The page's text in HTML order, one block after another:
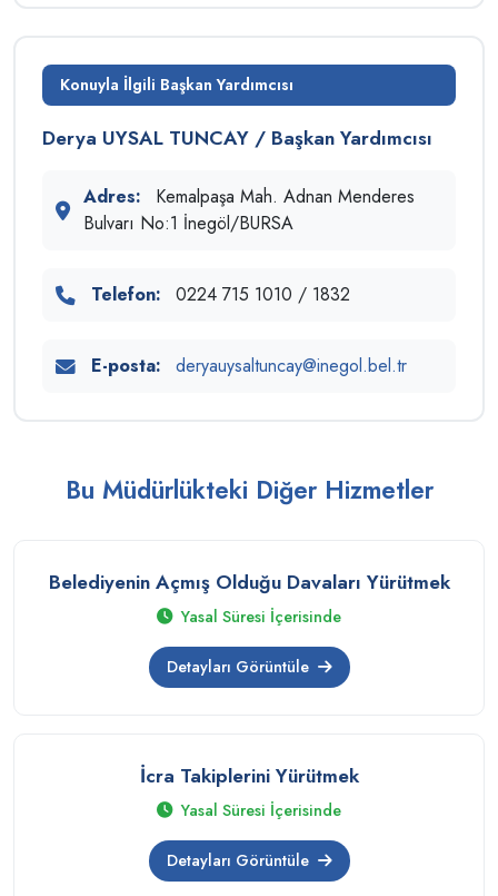
Konuyla İlgili Başkan Yardımcısı
Derya UYSAL TUNCAY / Başkan Yardımcısı
Adres:
Kemalpaşa Mah. Adnan Menderes
Bulvarı No:1 İnegöl/BURSA
Telefon: 0224 715 1010 / 1832
E-posta: deryauysaltuncay@inegol.bel.tr
Bu Müdürlükteki Diğer Hizmetler
Belediyenin Açmış Olduğu Davaları Yürütmek
Yasal Süresi İçerisinde
Detayları Görüntüle
İcra Takiplerini Yürütmek
Yasal Süresi İçerisinde
Detayları Görüntüle